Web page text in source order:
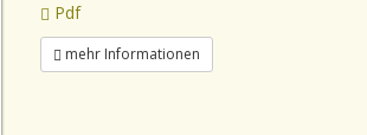
Pdf
mehr Informationen